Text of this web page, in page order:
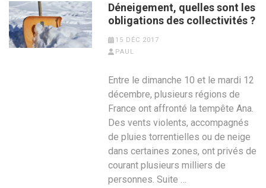
Déneigement, quelles sont les
obligations des collectivités ?
15 DÉC 2017
PAUL
Entre le dimanche 10 et le mardi 12
décembre, plusieurs régions de
France ont affronté la tempête Ana.
Des vents violents, accompagnés
de pluies torrentielles ou de neige
dans certaines zones, ont privés de
courant plusieurs milliers de
personnes. Suite …